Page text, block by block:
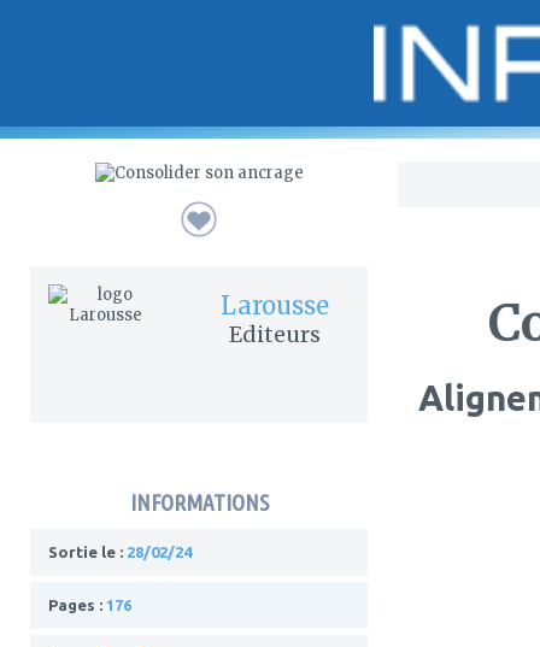
Larousse
Editeurs
INFORMATIONS
Sortie le : 28/02/24
Pages : 176